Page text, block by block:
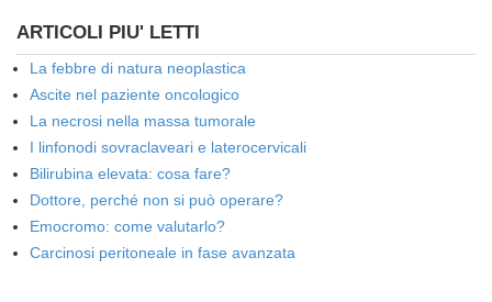
ARTICOLI PIU' LETTI
La febbre di natura neoplastica
Ascite nel paziente oncologico
La necrosi nella massa tumorale
I linfonodi sovraclaveari e laterocervicali
Bilirubina elevata: cosa fare?
Dottore, perché non si può operare?
Emocromo: come valutarlo?
Carcinosi peritoneale in fase avanzata